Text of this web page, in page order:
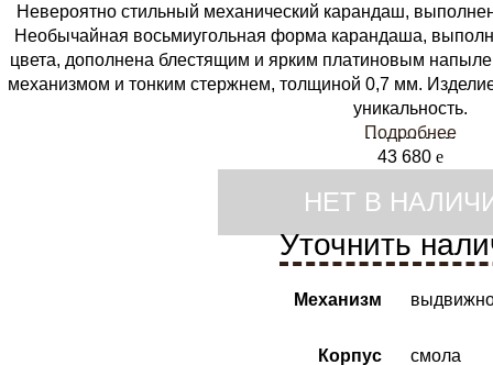
Невероятно стильный механический карандаш,
Необычайная восьмиугольная форма карандаша,
цвета, дополнена блестящим и ярким платиновым
механизмом и тонким стержнем, толщиной 0,7 мм.
уникальность.
Подробнее
43 680 e
НЕТ В
Уточнить
Механизм
Корпус смола